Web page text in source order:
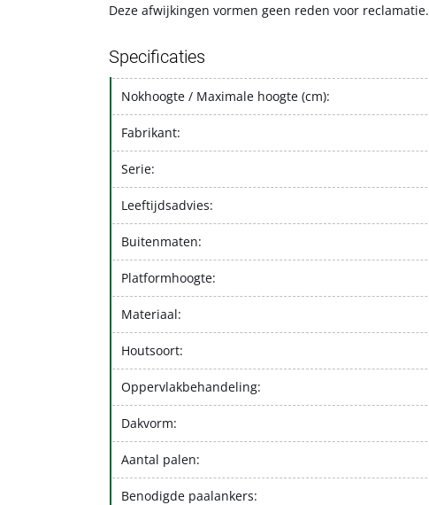
Deze afwijkingen vormen geen reden voor reclamatie.
Specificaties
Nokhoogte / Maximale hoogte (cm):
Fabrikant:
Serie:
Leeftijdsadvies:
Buitenmaten:
Platformhoogte:
Materiaal:
Houtsoort:
Oppervlakbehandeling:
Dakvorm:
Aantal palen:
Benodigde paalankers: